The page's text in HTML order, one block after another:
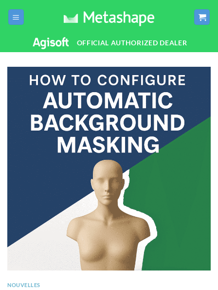
OFFICIAL AUTHORIZED DEALER
NOUVELLES